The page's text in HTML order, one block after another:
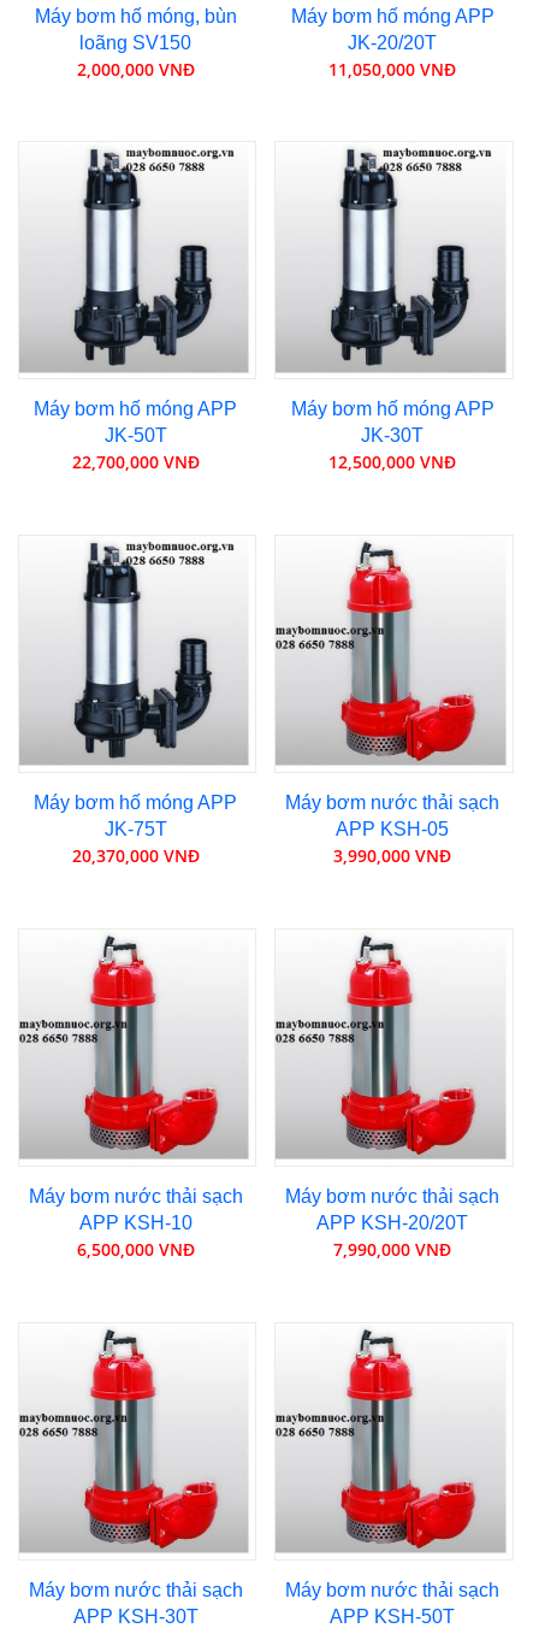
Máy bơm hố móng, bùn
loãng SV150
2,000,000 VNĐ
Máy bơm hố móng APP
JK-20/20T
11,050,000 VNĐ
Máy bơm hố móng APP
JK-50T
22,700,000 VNĐ
Máy bơm hố móng APP
JK-30T
12,500,000 VNĐ
Máy bơm hố móng APP
JK-75T
20,370,000 VNĐ
Máy bơm nước thải sạch
APP KSH-05
3,990,000 VNĐ
Máy bơm nước thải sạch
APP KSH-10
6,500,000 VNĐ
Máy bơm nước thải sạch
APP KSH-20/20T
7,990,000 VNĐ
Máy bơm nước thải sạch
APP KSH-30T
Máy bơm nước thải sạch
APP KSH-50T